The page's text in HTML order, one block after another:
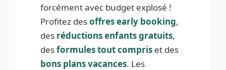
forcément avec budget explosé !
Profitez desoffres early booking,
des réductions enfants gratuits,
desformules tout compris et des
bons plans vacances. Les